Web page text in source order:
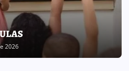
238
de julho de 2026